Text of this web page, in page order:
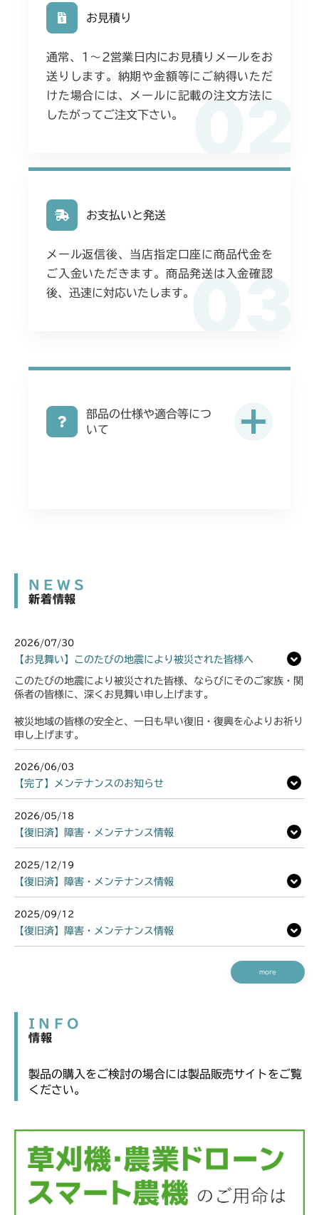
02
お見積り
通常、1〜2営業日内にお見積りメールをお
送りします。納期や金額等にご納得いただ
けた場合には、メールに記載の注文方法に
したがってご注文下さい。
03
お支払いと発送
メール返信後、当店指定口座に商品代金を
ご入金いただきます。商品発送は入金確認
後、迅速に対応いたします。
部品の仕様や適合等につ
いて
NEWS
新着情報
2026/07/30
【お見舞い】このたびの地震により被災された皆様へ
このたびの地震により被災された皆様、ならびにそのご家族・関
係者の皆様に、深くお見舞い申し上げます。
被災地域の皆様の安全と、一日も早い復旧・復興を心よりお祈り
申し上げます。
2026/06/03
【完了】メンテナンスのお知らせ
2026/05/18
【復旧済】障害・メンテナンス情報
2025/12/19
【復旧済】障害・メンテナンス情報
2025/09/12
【復旧済】障害・メンテナンス情報
more
INFO
情報
製品の購入をご検討の場合には製品販売サイトをご覧
ください。